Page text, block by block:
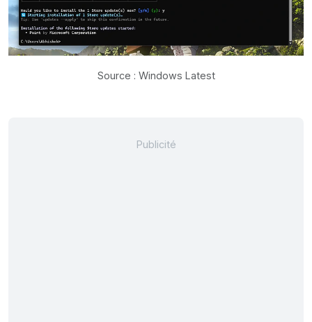
Source : Windows Latest